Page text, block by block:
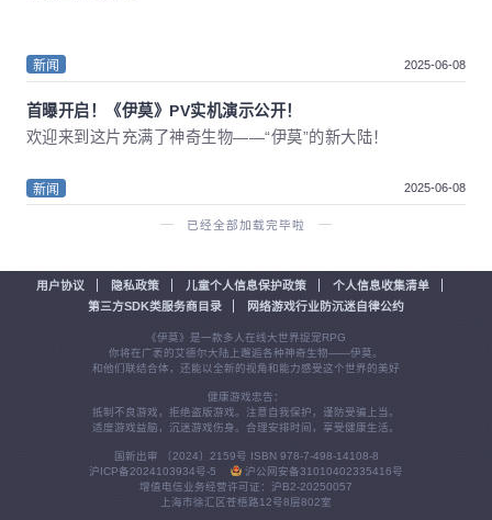
新闻 2025-06-08
首曝开启！《伊莫》PV实机演示公开！
欢迎来到这片充满了神奇生物——“伊莫”的新大陆！
新闻 2025-06-08
已经全部加载完毕啦
用户协议 隐私政策 儿童个人信息保护政策
个人信息收集清单
第三方SDK类服务商目录
网络游戏行业防沉迷自律公约
《伊莫》是一款多人在线大世界捉宠RPG
你将在广袤的艾德尔大陆上邂逅各种神奇生物——伊莫。
和他们联结合体，还能以全新的视角和能力感受这个世界的美好
健康游戏忠告：
抵制不良游戏，拒绝盗版游戏。注意自我保护，谨防受骗上当。
适度游戏益脑，沉迷游戏伤身。合理安排时间，享受健康生活。
国新出审 〔2024〕2159号 ISBN 978-7-498-14108-8
沪ICP备2024103934号-5
沪公网安备31010402335416号
增值电信业务经营许可证：沪B2-20250057
上海市徐汇区苍梧路12号8层802室